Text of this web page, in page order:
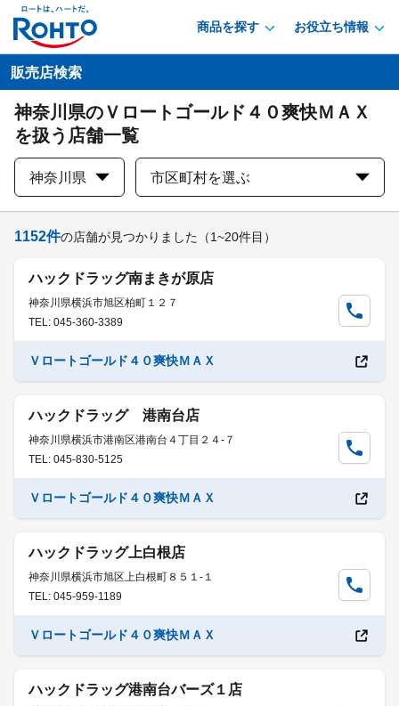
商品を探す お役立ち情報
販売店検索
神奈川県のＶロートゴールド４０爽快ＭＡＸ
を扱う店舗一覧
神奈川県 市区町村を選ぶ
1152件の店舗が見つかりました （1~20件目）
ハックドラッグ南まきが原店
神奈川県横浜市旭区柏町１２７
TEL: 045-360-3389
Ｖロートゴールド４０爽快ＭＡＸ
ハックドラッグ 港南台店
神奈川県横浜市港南区港南台４丁目２４-７
TEL: 045-830-5125
Ｖロートゴールド４０爽快ＭＡＸ
ハックドラッグ上白根店
神奈川県横浜市旭区上白根町８５１-１
TEL: 045-959-1189
Ｖロートゴールド４０爽快ＭＡＸ
ハックドラッグ港南台バーズ１店